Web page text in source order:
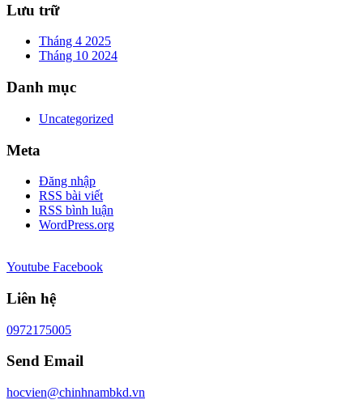
Lưu trữ
Tháng 4 2025
Tháng 10 2024
Danh mục
Uncategorized
Meta
Đăng nhập
RSS bài viết
RSS bình luận
WordPress.org
Youtube Facebook
Liên hệ
0972175005
Send Email
hocvien@chinhnambkd.vn